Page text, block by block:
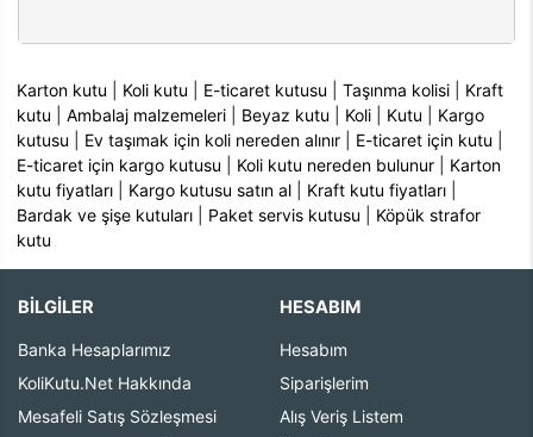
Karton kutu Koli kutu E-ticaret kutusu |Taşınma kolisi
Kraft
kutu |Ambalaj malzemeleri Beyaz kutu Koli Kutu
Kargo
kutusu
Ev taşımak için koli nereden alınır E-ticaret için kutu
E-ticaret için kargo kutusu
Koli kutu nereden bulunur
Karton
kutu fiyatları
Kargo kutusu satın al Kraft kutu fiyatları
Bardak ve şişe kutuları
Paket servis kutusu
Köpük strafor
kutu
BİLGİLER
Banka Hesaplarımız
KoliKutu.Net Hakkında
Mesafeli Satış Sözleşmesi
HESABIM
Hesabım
Siparişlerim
Alış Veriş Listem